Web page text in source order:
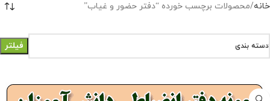
خانه محصولات برچسب خورده “دفتر حضور و غیاب”
دسته بندی فیلتر